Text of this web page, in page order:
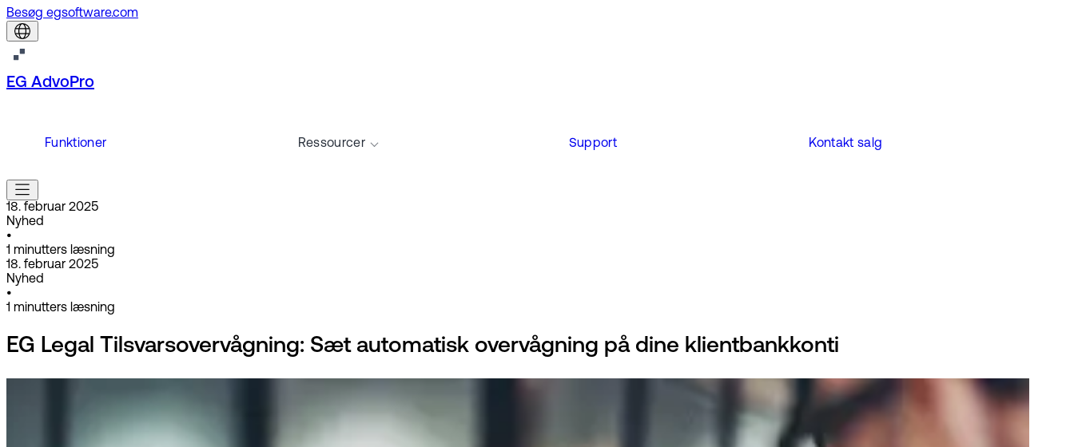
Besøg egsoftware.com
EG AdvoPro
Funktioner Ressourcer Support Kontakt salg
18. februar 2025
Nyhed
•
1 minutters læsning
18. februar 2025
Nyhed
•
1 minutters læsning
EG Legal Tilsvarsovervågning: Sæt automatisk overvågning på dine klientbankkonti